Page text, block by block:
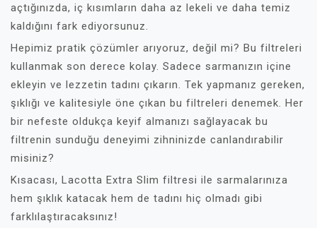
açtığınızda, iç kısımların daha az lekeli ve daha temiz
kaldığını fark ediyorsunuz.
Hepimiz pratik çözümler arıyoruz, değil mi? Bu filtreleri
kullanmak son derece kolay. Sadece sarmanızın içine
ekleyin ve lezzetin tadını çıkarın. Tek yapmanız gereken,
şıklığı ve kalitesiyle öne çıkan bu filtreleri denemek. Her
bir nefeste oldukça keyif almanızı sağlayacak bu
filtrenin sunduğu deneyimi zihninizde canlandırabilir
misiniz?
Kısacası, Lacotta Extra Slim filtresi ile sarmalarınıza
hem şıklık katacak hem de tadını hiç olmadı gibi
farklılaştıracaksınız!